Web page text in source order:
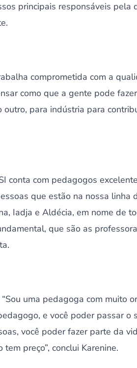
principais responsáveis
comprometida com a
como que a gente pode
para indústria para
conta com pedagogos
que estão na nossa linha
Iadja e Aldécia, em nome de
que são as
uma pedagoga com muito
e você poder passar o
você poder fazer parte da
preço”, conclui Karenine.